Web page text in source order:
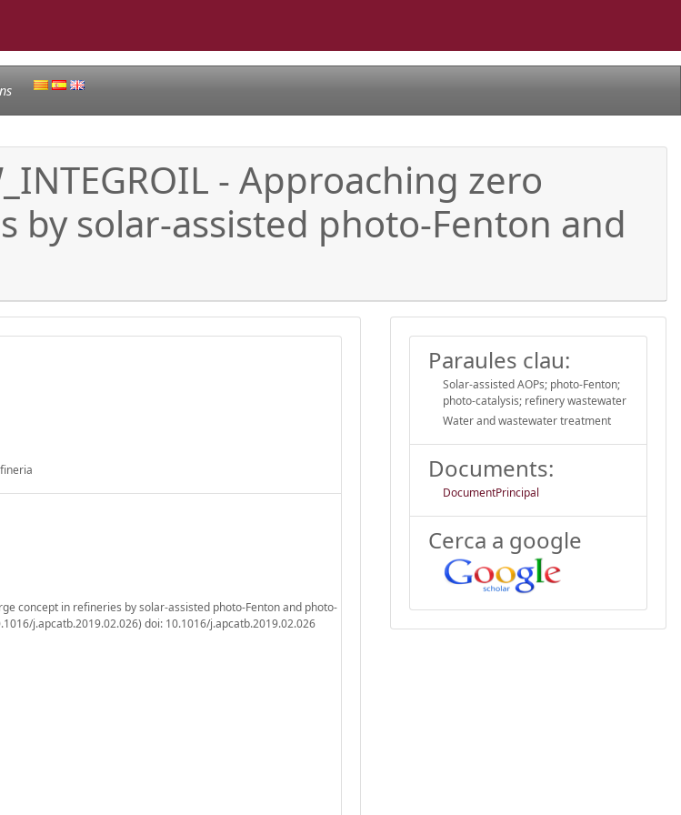
- Approaching zero
by solar-assisted photo-Fenton and
concept in refineries by solar-assisted photo-Fenton and photo-
j.apcatb.2019.02.026) doi: 10.1016/j.apcatb.2019.02.026
Paraules clau:
Solar-assisted AOPs; photo-Fenton;
photo-catalysis; refinery wastewater
Water and wastewater treatment
Documents:
DocumentPrincipal
Cerca a google